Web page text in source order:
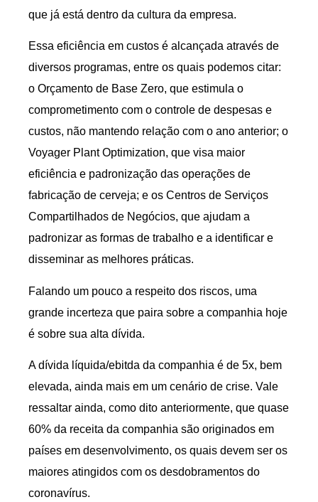
que já está dentro da cultura da empresa.
Essa eficiência em custos é alcançada através de
diversos programas, entre os quais podemos citar:
o Orçamento de Base Zero, que estimula o
comprometimento com o controle de despesas e
custos, não mantendo relação com o ano anterior; o
Voyager Plant Optimization, que visa maior
eficiência e padronização das operações de
fabricação de cerveja; e os Centros de Serviços
Compartilhados de Negócios, que ajudam a
padronizar as formas de trabalho e a identificar e
disseminar as melhores práticas.
Falando um pouco a respeito dos riscos, uma
grande incerteza que paira sobre a companhia hoje
é sobre sua alta dívida.
A dívida líquida/ebitda da companhia é de 5x, bem
elevada, ainda mais em um cenário de crise. Vale
ressaltar ainda, como dito anteriormente, que quase
60% da receita da companhia são originados em
países em desenvolvimento, os quais devem ser os
maiores atingidos com os desdobramentos do
coronavírus.